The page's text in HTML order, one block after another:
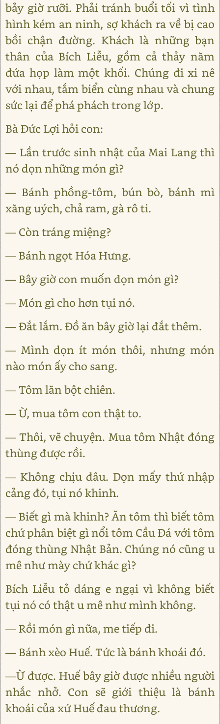
bảy giờ rưỡi. Phải tránh buổi tối vì tình
hình kém an ninh, sợ khách ra về bị cao
bồi chận đường. Khách là những bạn
thân của Bích Liễu, gồm cả thảy năm
đứa họp làm một khối. Chúng đi xi nê
với nhau, tắm biển cùng nhau và chung
sức lại để phá phách trong lớp.
Bà Đức Lợi hỏi con:
— Lần trước sinh nhật của Mai Lang thì
nó dọn những món gì?
— Bánh phồng-tôm, bún bò, bánh mì
xăng uých, chả ram, gà rô ti.
— Còn tráng miệng?
— Bánh ngọt Hóa Hưng.
— Bây giờ con muốn dọn món gì?
— Món gì cho hơn tụi nó.
— Đắt lắm. Đồ ăn bây giờ lại đắt thêm.
— Mình dọn ít món thôi, nhưng món
nào món ấy cho sang.
— Tôm lăn bột chiên.
— Ừ, mua tôm con thật to.
— Thôi, vẽ chuyện. Mua tôm Nhật đóng
thùng được rồi.
— Không chịu đâu. Dọn mấy thứ nhập
cảng đó, tụi nó khinh.
— Biết gì mà khinh? Ăn tôm thì biết tôm
chứ phân biệt gì nổi tôm Cầu Đá với tôm
đóng thùng Nhật Bản. Chúng nó cũng u
mê như mày chứ khác gì?
Bích Liễu tỏ dáng e ngại vì không biết
tụi nó có thật u mê như mình không.
— Rồi món gì nữa, me tiếp đi.
— Bánh xèo Huế. Tức là bánh khoái đó.
—Ừ được. Huế bây giờ được nhiều người
nhắc nhở. Con sẽ giới thiệu là bánh
khoái của xứ Huế đau thương.